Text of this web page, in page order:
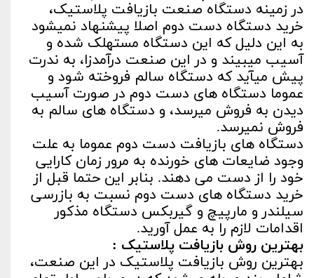
در زمینه دستگاه صنعت بازیافت پلاستیک،
خرید دستگاه دست دوم اصلا پیشنهاد نمی­شود
به این دلیل که این دستگاه مستهلک شده و
آسیب می­بیند و در این صنعت درآمدزا، به ندرت
پیش می­آید که دستگاه سالم فروخته شود و
عموما دستگاه های دست دوم در صورت آسیب
دیدن به فروش می­رسد، و دستگاه های سالم به
فروش نمی­رسد.
دستگاه های بازیافت دست دوم عموما به علت
وجود ضایعات های خورنده به مرور زمان کارایی
خود را از دست می دهند. بنابر این حتما قبل از
خرید دستگاه های دست دوم نسبت به بازرسی
سیلندر و مارپیچ و گیربکس دستگاه مذکور
اقدامات لازم را به عمل آورید.
بهترین روش بازیافت پلاستیک :
بهترین روش بازیافت پلاستیک در این صنعت،